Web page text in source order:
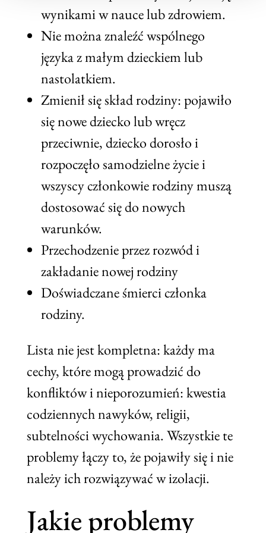
wynikami w nauce lub zdrowiem.
Nie można znaleźć wspólnego
języka z małym dzieckiem lub
nastolatkiem.
Zmienił się skład rodziny: pojawiło
się nowe dziecko lub wręcz
przeciwnie, dziecko dorosło i
rozpoczęło samodzielne życie i
wszyscy członkowie rodziny muszą
dostosować się do nowych
warunków.
Przechodzenie przez rozwód i
zakładanie nowej rodziny
Doświadczane śmierci członka
rodziny.
Lista nie jest kompletna: każdy ma
cechy, które mogą prowadzić do
konfliktów i nieporozumień: kwestia
codziennych nawyków, religii,
subtelności wychowania. Wszystkie te
problemy łączy to, że pojawiły się i nie
należy ich rozwiązywać w izolacji.
Jakie problemy